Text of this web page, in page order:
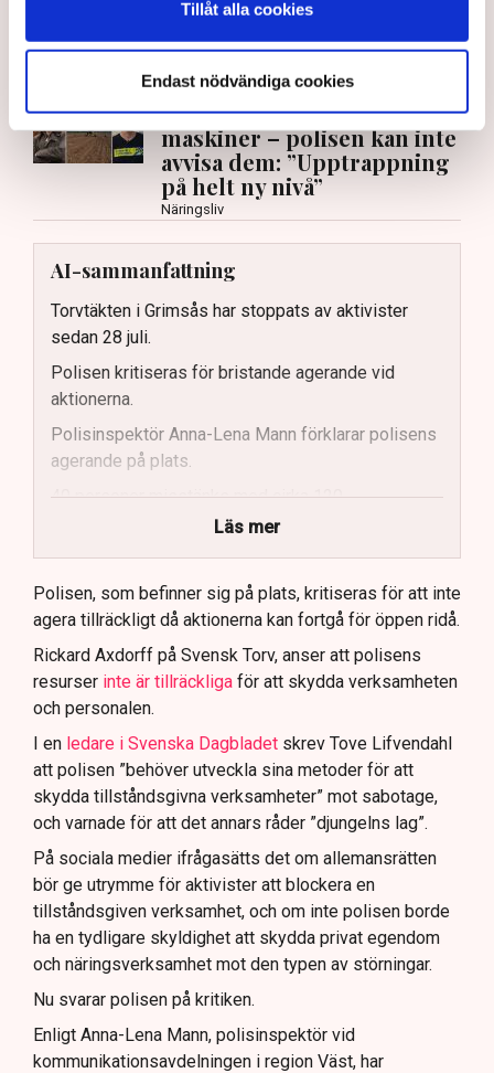
Tillåt alla cookies
Endast nödvändiga cookies
efter att aktivister har klättrat upp på
Neovas maskiner, grävt igen diken och spridit
Aktivisterna klättrar upp på
maskiner – polisen kan inte
avvisa dem: ”Upptrappning
på helt ny nivå”
Näringsliv
AI-sammanfattning
Torvtäkten i Grimsås har stoppats av aktivister
sedan 28 juli.
Polisen kritiseras för bristande agerande vid
aktionerna.
Polisinspektör Anna-Lena Mann förklarar polisens
agerande på plats.
40 personer misstänks med cirka 120
brottsmisstankar kopplade.
Polisen använder drönare och uniformerad polis
för att dokumentera bevis.
Samtidigt är polisarbetet komplext när det gäller
att navigera juridiska rättigheter och gränser.
Läs mer
Polisen, som befinner sig på plats, kritiseras för att inte
agera tillräckligt då aktionerna kan fortgå för öppen ridå.
Rickard Axdorff på Svensk Torv, anser att polisens
resurser inte är tillräckliga för att skydda verksamheten
och personalen.
I en ledare i Svenska Dagbladet skrev Tove Lifvendahl
att polisen ”behöver utveckla sina metoder för att
skydda tillståndsgivna verksamheter” mot sabotage,
och varnade för att det annars råder ”djungelns lag”.
På sociala medier ifrågasätts det om allemansrätten
bör ge utrymme för aktivister att blockera en
tillståndsgiven verksamhet, och om inte polisen borde
ha en tydligare skyldighet att skydda privat egendom
och näringsverksamhet mot den typen av störningar.
Nu svarar polisen på kritiken.
Enligt Anna-Lena Mann, polisinspektör vid
kommunikationsavdelningen i region Väst, har